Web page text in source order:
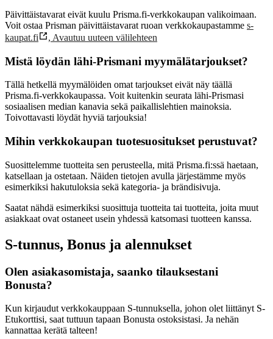
Päivittäistavarat eivät kuulu Prisma.fi-verkkokaupan valikoimaan.
Voit ostaa Prisman päivittäistavarat ruoan verkkokaupastamme s-
kaupat.fi
, Avautuu uuteen välilehteen
Mistä löydän lähi-Prismani myymälätarjoukset?
Tällä hetkellä myymälöiden omat tarjoukset eivät näy täällä
Prisma.fi-verkkokaupassa. Voit kuitenkin seurata lähi-Prismasi
sosiaalisen median kanavia sekä paikallislehtien mainoksia.
Toivottavasti löydät hyviä tarjouksia!
Mihin verkkokaupan tuotesuositukset perustuvat?
Suosittelemme tuotteita sen perusteella, mitä Prisma.fi:ssä haetaan,
katsellaan ja ostetaan. Näiden tietojen avulla järjestämme myös
esimerkiksi hakutuloksia sekä kategoria- ja brändisivuja.
Saatat nähdä esimerkiksi suosittuja tuotteita tai tuotteita, joita muut
asiakkaat ovat ostaneet usein yhdessä katsomasi tuotteen kanssa.
S-tunnus, Bonus ja alennukset
Olen asiakasomistaja, saanko tilauksestani
Bonusta?
Kun kirjaudut verkkokauppaan S-tunnuksella, johon olet liittänyt S-
Etukorttisi, saat tuttuun tapaan Bonusta ostoksistasi. Ja nehän
kannattaa kerätä talteen!